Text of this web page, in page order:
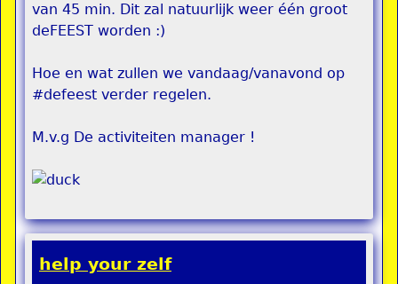
van 45 min. Dit zal natuurlijk weer één groot
deFEEST worden :)
Hoe en wat zullen we vandaag/vanavond op
#defeest verder regelen.
M.v.g De activiteiten manager !
help your zelf